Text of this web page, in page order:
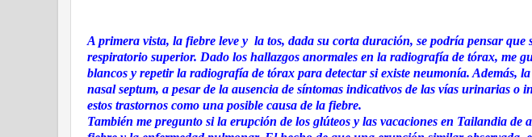
A primera vista, la fiebre leve y la tos, dada su corta duración, se podría pensar
respiratorio superior. Dado los hallazgos anormales en la radiografía de tórax, me
blancos y repetir la radiografía de tórax para detectar si existe neumonía. Además,
nasal septum, a pesar de la ausencia de síntomas indicativos de las vías urinarias o
estos trastornos como una posible causa de la fiebre.
También me pregunto si la erupción de los glúteos y las vacaciones en Tailandia